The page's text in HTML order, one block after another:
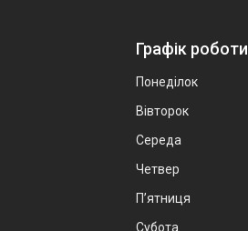
Графік роботи
Понеділок
Вівторок
Середа
Четвер
Пʼятниця
Субота